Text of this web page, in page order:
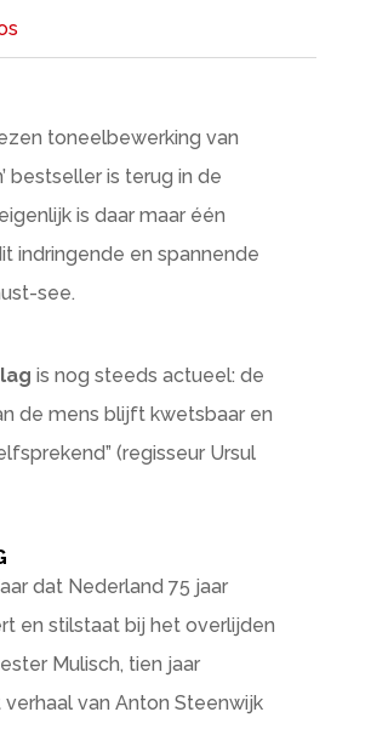
toneelbewerking van
bestseller is terug in de
is daar maar één
indringende en spannende
see.
is nog steeds actueel: de
de mens blijft kwetsbaar en
(regisseur Ursul
dat Nederland 75 jaar
en stilstaat bij het overlijden
Mulisch, tien jaar
van Anton Steenwijk